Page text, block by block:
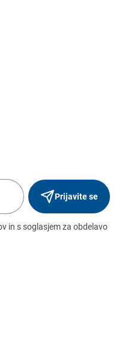
Prijavite se
in s soglasjem za obdelavo